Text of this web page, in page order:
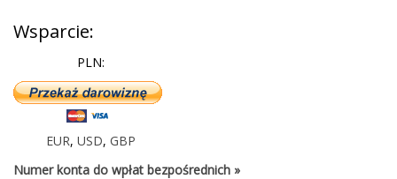
Wsparcie:
PLN:
EUR, USD, GBP
Numer konta do wpłat bezpośrednich »